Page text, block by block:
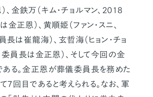
金鉄万（キム・チョルマン、2018
正恩）、黄順姫（ファン・スニ、
は崔龍海）、玄哲海（ヒョン・チョ
員長は金正恩）、そして今回の金
る。金正恩が葬儀委員長を務めた
7回目であると考えられる。なお、軍